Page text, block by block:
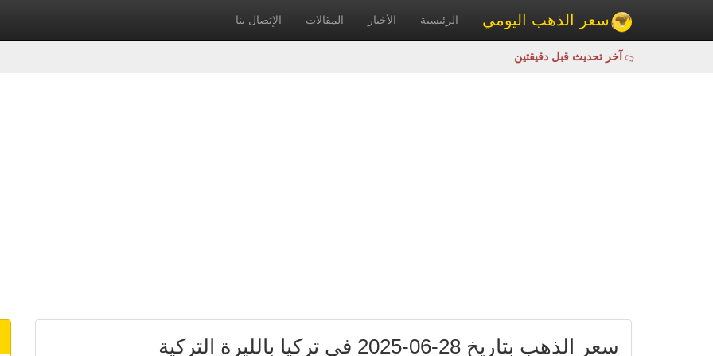
سعر الذهب اليومي الرئيسية الأخبار المقالات الإتصال بنا
آخر تحديث قبل دقيقتين
سعر الذهب بتاريخ 28-06-2025 في تركيا بالليرة التركية